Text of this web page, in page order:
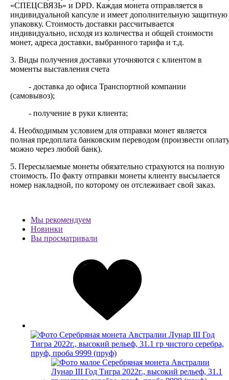
«СПЕЦСВЯЗЬ» и DPD. Каждая монета отправляется в
индивидуальной капсуле и имеет дополнительную защитную
упаковку. Стоимость доставки рассчитывается
индивидуально, исходя из количества и общей стоимости
монет, адреса доставки, выбранного тарифа и т.д.
3. Виды получения доставки уточняются с клиентом в
моменты выставления счета
- доставка до офиса Транспортной компании
(самовывоз);
- получение в руки клиента;
4. Необходимым условием для отправки монет является
полная предоплата банковским переводом (произвести
можно через любой банк).
5. Пересылаемые монеты обязательно страхуются на полную
стоимость. По факту отправки монеты клиенту высылается
номер накладной, по которому он отслеживает свой заказ.
Мы рекомендуем
Новинки
Вы просматривали